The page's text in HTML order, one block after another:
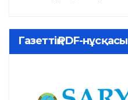
Газеттің PDF-нұсқасы